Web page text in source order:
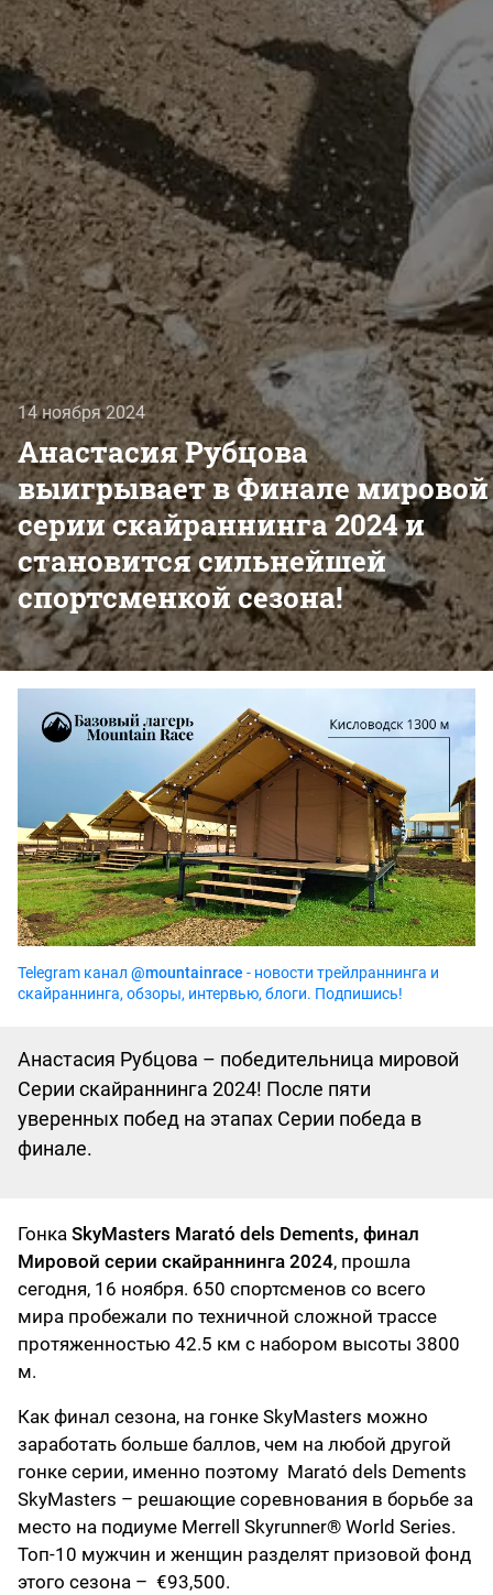
14 ноября 2024
Анастасия Рубцова
выигрывает в Финале мировой
серии скайраннинга 2024 и
становится сильнейшей
спортсменкой сезона!
Telegram канал @mountainrace - новости трейлраннинга и
скайраннинга, обзоры, интервью, блоги. Подпишись!
Анастасия Рубцова – победительница мировой
Серии скайраннинга 2024! После пяти
уверенных побед на этапах Серии победа в
финале.
Гонка SkyMasters Marató dels Dements, финал
Мировой серии скайраннинга 2024, прошла
сегодня, 16 ноября. 650 спортсменов со всего
мира пробежали по техничной сложной трассе
протяженностью 42.5 км с набором высоты 3800
м.
Как финал сезона, на гонке SkyMasters можно
заработать больше баллов, чем на любой другой
гонке серии, именно поэтому Marató dels Dements
SkyMasters – решающие соревнования в борьбе за
место на подиуме Merrell Skyrunner® World Series.
Топ-10 мужчин и женщин разделят призовой фонд
этого сезона – €93,500.